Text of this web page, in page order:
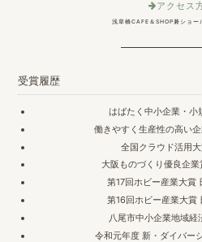
アクセス
浅草橋CAFE＆SHOP兼ショー
受賞履歴
はばたく中小企業・小
働きやすく生産性の高い
全国クラウド活用
大阪ものづくり優良企
第17回ホビー産業大賞
第16回ホビー産業大賞
八尾市中小企業地域経
令和元年度 新・ダイバー